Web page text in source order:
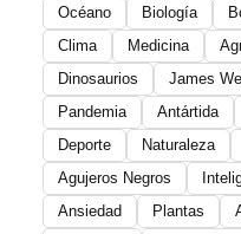
Océano
Biología
Clima
Medicina
Dinosaurios
James
Pandemia
Antártida
Deporte
Naturaleza
Agujeros Negros
Ansiedad
Plantas